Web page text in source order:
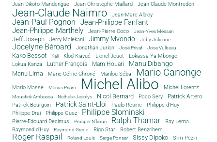
Jean Dikoto Mandengue Jean-Christophe Maillard Jean-Claude Montredon
Jean-Claude Naimro Jean-Marc Albicy
Jean-Paul Pognon
Jean-Philippe Fanfant
Jean-Philippe Marthely
Jean-Pierre Coco Jean-Yves Messan
Jeff Joseph Jerry Malekani Jimmy Mvondo Joby Julienne
Jocelyne Béroard Jonathan Jurion José Privat Jose Vulbeau
Kako Bessot Kali Klod Kiavué Lionel Jouot
Lokassa Ya Mbongo
Lokua Kanza
Luther François Mam Houari Manu Dibango
Manu Lima Marie-Céline Chroné Marilou Séba Mario Canonge
Mario Masse Marius Priam Michel Alibo Michel Lorentz
Moustick Ambassa Nathalie Jeanlys Nicol Bernard Paco Sery
Patrick Artero
Patrick Bourgoin
Patrick Saint-Eloi Paulo Rosine
Philippe d'Huy
Philippe Drai
Philippe Guez Philippe Slominski
Pierre-Edouard Decimus Prosper N'kouri Ralph Thamar
Ray Lema
Raymond d'Huy
Raymond Grego Rigo Star Robert Benzrihem
Roger Raspail Roland Louis Serge Ponsar Sissy Dipoko Slim Pezin